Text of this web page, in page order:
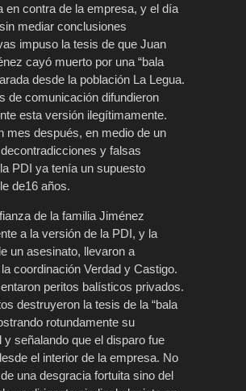
en contra de la empresa, y el día
mediar conclusiones
impuso la tesis de que Juan
cayó muerto por una “bala
desde la población La Legua.
de comunicación difundieron
esta versión ilegítimamente.
mes después, en medio de un
y falsas
PDI ya tenía un supuesto
de16 años.
de la familia Jiménez
a la versión de la PDI, y la
un asesinato, llevaron a
coordinación Verdad y Castigo.
peritos balísticos privados.
destruyeron la tesis de la “bala
rotundamente su
y señalando que el disparo fue
el interior de la empresa. No
una desgracia fortuita sino del